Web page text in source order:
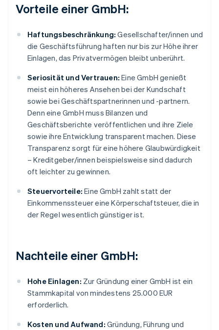
Vorteile einer GmbH:
Haftungsbeschränkung: Gesellschafter/innen und
die Geschäftsführung haften nur bis zur Höhe ihrer
Einlagen, das Privatvermögen bleibt unberührt.
Seriosität und Vertrauen: Eine GmbH genießt
meist ein höheres Ansehen bei der Kundschaft
sowie bei Geschäftspartnerinnen und -partnern.
Denn eine GmbH muss Bilanzen und
Geschäftsberichte veröffentlichen und ihre Ziele
sowie ihre Entwicklung transparent machen. Diese
Transparenz sorgt für eine höhere Glaubwürdigkeit
– Kreditgeber/innen beispielsweise sind dadurch
oft leichter zu gewinnen.
Steuervorteile: Eine GmbH zahlt statt der
Einkommenssteuer eine Körperschaftsteuer, die in
der Regel wesentlich günstiger ist.
Nachteile einer GmbH:
Hohe Einlagen: Zur Gründung einer GmbH ist ein
Stammkapital von mindestens 25.000 EUR
erforderlich.
Kosten und Aufwand: Gründung, Führung und